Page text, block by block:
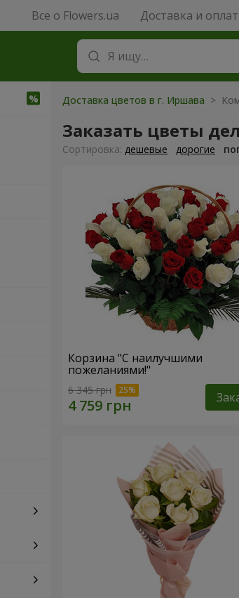
Все о Flowers.ua Доставка и
Доставка цветов в г. Иршава >
Заказать цветы
Cортировка: дешевые дорогие
Корзина "С наилучшими
пожеланиями!"
6 345 грн